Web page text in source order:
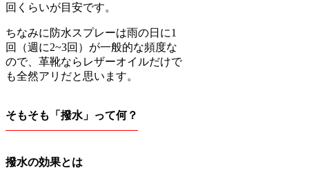
回くらいが目安です。
ちなみに防水スプレーは雨の日に1
回（週に2~3回）が一般的な頻度な
ので、革靴ならレザーオイルだけで
も全然アリだと思います。
そもそも「撥水」って何？
撥水の効果とは